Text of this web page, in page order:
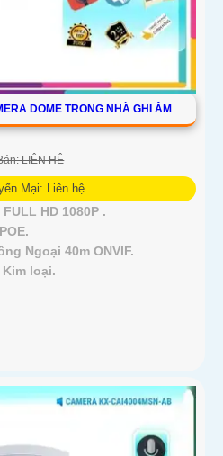
DOME TRONG NHÀ GHI ÂM
LIÊN HỆ
Mại: Liên hệ
FULL HD 1080P .
Ngoại 40m ONVIF.
Kim loại.